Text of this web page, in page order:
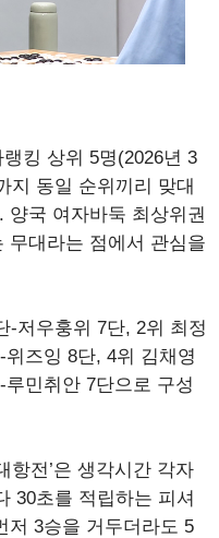
킹 상위 5명(2026년 3
지 동일 순위끼리 맞대
양국 여자바둑 최상위권
무대라는 점에서 관심을
-저우훙위 7단, 2위 최정
즈잉 8단, 4위 김채영
민취안 7단으로 구성
항전’은 생각시간 각자
30초를 적립하는 피셔
저 3승을 거두더라도 5